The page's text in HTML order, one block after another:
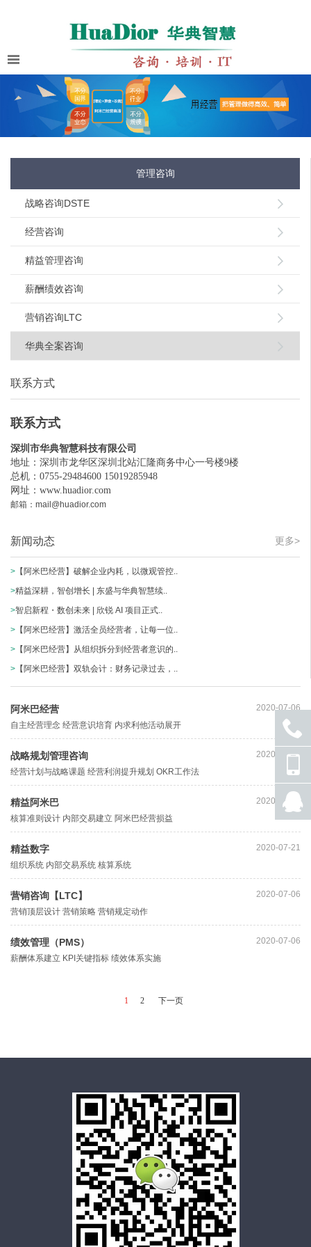
管理咨询
战略咨询DSTE
经营咨询
精益管理咨询
薪酬绩效咨询
营销咨询LTC
华典全案咨询
联系方式
联系方式
深圳市华典智慧科技有限公司
地址：深圳市龙华区深圳北站汇隆商务中心一号楼9楼
总机：0755-29484600 15019285948
网址： www.huadior.com
邮箱：mail@huadior.com
更多>
新闻动态
> 【阿米巴经营】破解企业内耗，以微观管控..
>精益深耕，智创增长 | 东盛与华典智慧续..
>智启新程・数创未来 | 欣锐 AI 项目正式..
> 【阿米巴经营】激活全员经营者，让每一位..
> 【阿米巴经营】从组织拆分到经营者意识的..
> 【阿米巴经营】双轨会计：财务记录过去，..
阿米巴经营
2020-07-06
自主经营理念 经营意识培育 内求利他活动展开
战略规划管理咨询
2020-07-06
经营计划与战略课题 经营利润提升规划 OKR工作法
精益阿米巴
2020-07-06
核算准则设计 内部交易建立 阿米巴经营损益
精益数字
2020-07-21
组织系统 内部交易系统 核算系统
营销咨询【LTC】
2020-07-06
营销顶层设计 营销策略 营销规定动作
绩效管理（PMS）
2020-07-06
薪酬体系建立 KPI关键指标 绩效体系实施
1 2 下一页
座机
号码
手机
号码
QQ
联系